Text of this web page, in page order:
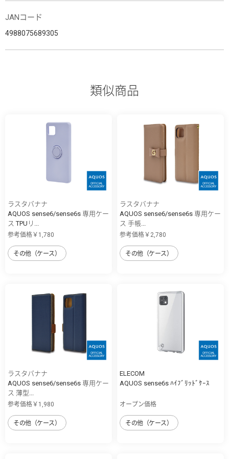
JANコード
4988075689305
類似商品
ラスタバナナ
AQUOS sense6/sense6s 専用ケー
ス TPUリ...
参考価格￥1,780
その他（ケース）
ラスタバナナ
AQUOS sense6/sense6s 専用ケー
ス 手帳...
参考価格￥2,780
その他（ケース）
ラスタバナナ
AQUOS sense6/sense6s 専用ケー
ス 薄型...
参考価格￥1,980
その他（ケース）
ELECOM
AQUOS sense6s ﾊｲﾌﾞﾘｯﾄﾞｹｰｽ
オープン価格
その他（ケース）